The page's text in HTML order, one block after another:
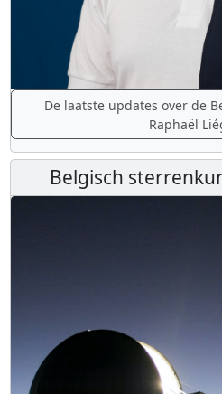
De laatste updates over de
Raphaël
Belgisch